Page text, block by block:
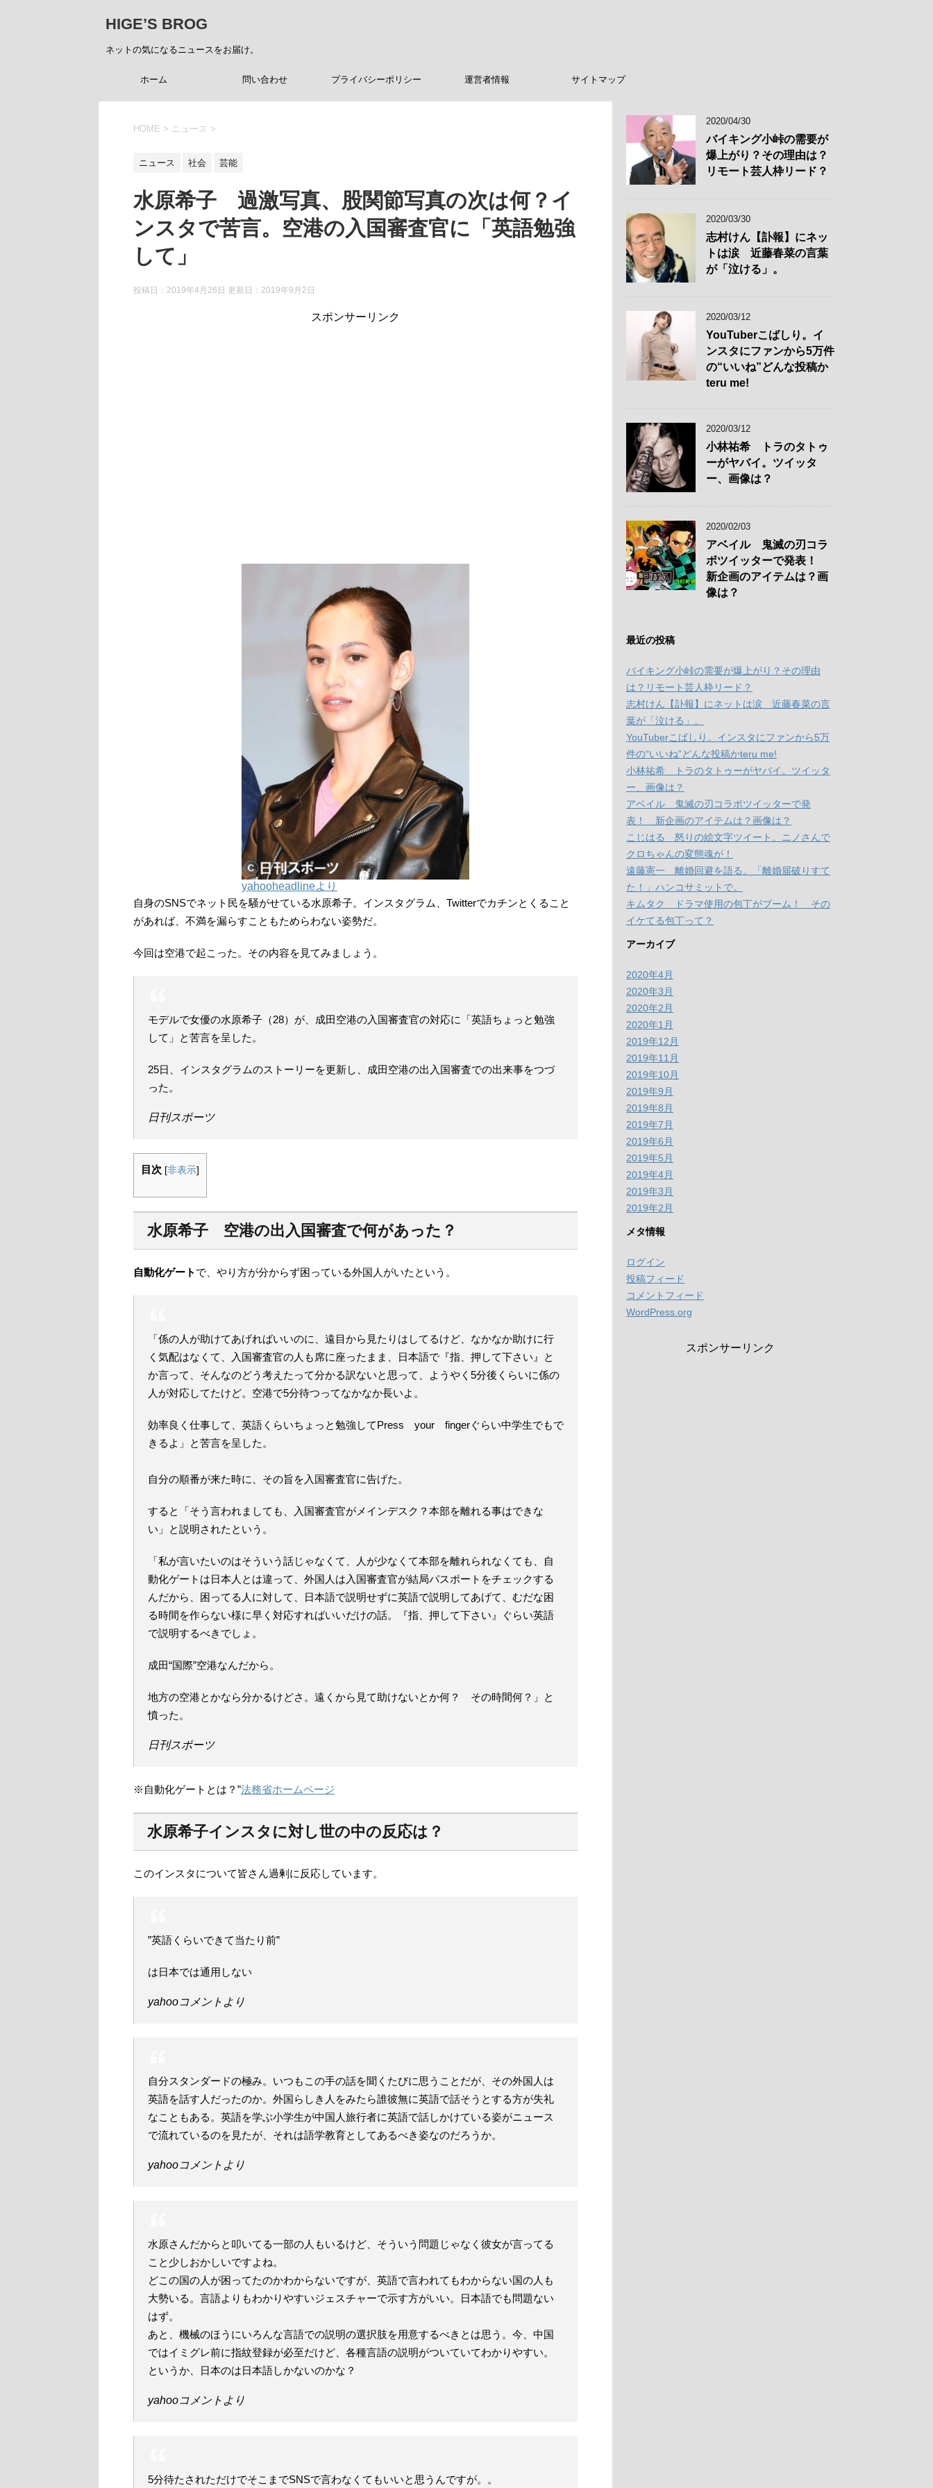
HIGE’S BROG
ネットの気になるニュースをお届け。
ホーム 問い合わせ プライバシーポリシー 運営者情報 サイトマップ
HOME > ニュース >
ニュース 社会 芸能
水原希子 過激写真、股関節写真の次は何？イ
ンスタで苦言。空港の入国審査官に「英語勉強
して」
投稿日：2019年4月26日 更新日： 2019年9月2日
スポンサーリンク
yahooheadlineより
自身のSNSでネット民を騒がせている水原希子。インスタグラム、Twitterでカチンとくること
があれば、不満を漏らすこともためらわない姿勢だ。
今回は空港で起こった。その内容を見てみましょう。
モデルで女優の水原希子（28）が、成田空港の入国審査官の対応に「英語ちょっと勉強
して」と苦言を呈した。
25日、インスタグラムのストーリーを更新し、成田空港の出入国審査での出来事をつづ
った。
日刊スポーツ
目次 [非表示]
水原希子 空港の出入国審査で何があった？
自動化ゲート で、やり方が分からず困っている外国人がいたという。
「係の人が助けてあげればいいのに、遠目から見たりはしてるけど、なかなか助けに行
く気配はなくて、入国審査官の人も席に座ったまま、日本語で『指、押して下さい』と
か言って、そんなのどう考えたって分かる訳ないと思って、ようやく5分後くらいに係の
人が対応してたけど。空港で5分待つってなかなか長いよ。
効率良く仕事して、英語くらいちょっと勉強してPress your fingerぐらい中学生でもで
きるよ」と苦言を呈した。
自分の順番が来た時に、その旨を入国審査官に告げた。
すると「そう言われましても、入国審査官がメインデスク？本部を離れる事はできな
い」と説明されたという。
「私が言いたいのはそういう話じゃなくて、人が少なくて本部を離れられなくても、自
動化ゲートは日本人とは違って、外国人は入国審査官が結局パスポートをチェックする
んだから、困ってる人に対して、日本語で説明せずに英語で説明してあげて、むだな困
る時間を作らない様に早く対応すればいいだけの話。『指、押して下さい』ぐらい英語
で説明するべきでしょ。
成田“国際”空港なんだから。
地方の空港とかなら分かるけどさ。遠くから見て助けないとか何？ その時間何？」と
憤った。
日刊スポーツ
※自動化ゲートとは？”法務省ホームページ
水原希子インスタに対し世の中の反応は？
このインスタについて皆さん過剰に反応しています。
”英語くらいできて当たり前”
は日本では通用しない
yahooコメントより
自分スタンダードの極み。いつもこの手の話を聞くたびに思うことだが、その外国人は
英語を話す人だったのか。外国らしき人をみたら誰彼無に英語で話そうとする方が失礼
なこともある。英語を学ぶ小学生が中国人旅行者に英語で話しかけている姿がニュース
で流れているのを見たが、それは語学教育としてあるべき姿なのだろうか。
yahooコメントより
水原さんだからと叩いてる一部の人もいるけど、そういう問題じゃなく彼女が言ってる
こと少しおかしいですよね。
どこの国の人が困ってたのかわからないですが、英語で言われてもわからない国の人も
大勢いる。言語よりもわかりやすいジェスチャーで示す方がいい。日本語でも問題ない
はず。
あと、機械のほうにいろんな言語での説明の選択肢を用意するべきとは思う。今、中国
ではイミグレ前に指紋登録が必至だけど、各種言語の説明がついていてわかりやすい。
というか、日本のは日本語しかないのかな？
yahooコメントより
5分待たされただけでそこまでSNSで言わなくてもいいと思うんですが。。
2020/04/30
バイキング小峠の需要が
爆上がり？その理由は？
リモート芸人枠リード？
2020/03/30
志村けん【訃報】にネッ
トは涙 近藤春菜の言葉
が「泣ける」。
2020/03/12
YouTuberこばしり。イ
ンスタにファンから5万件
の“いいね”どんな投稿か
teru me!
2020/03/12
小林祐希 トラのタトゥ
ーがヤバイ。ツイッタ
ー、画像は？
2020/02/03
アベイル 鬼滅の刃コラ
ボツイッターで発表！
新企画のアイテムは？画
像は？
最近の投稿
バイキング小峠の需要が爆上がり？その理由
は？リモート芸人枠リード？
志村けん【訃報】にネットは涙 近藤春菜の言
葉が「泣ける」。
YouTuberこばしり。インスタにファンから5万
件の“いいね”どんな投稿かteru me!
小林祐希 トラのタトゥーがヤバイ。ツイッタ
ー、画像は？
アベイル 鬼滅の刃コラボツイッターで発
表！ 新企画のアイテムは？画像は？
こじはる 怒りの絵文字ツイート。ニノさんで
クロちゃんの変態魂が！
遠藤憲一 離婚回避を語る。「離婚届破りすて
た！」ハンコサミットで。
キムタク ドラマ使用の包丁がブーム！ その
イケてる包丁って？
アーカイブ
2020年4月
2020年3月
2020年2月
2020年1月
2019年12月
2019年11月
2019年10月
2019年9月
2019年8月
2019年7月
2019年6月
2019年5月
2019年4月
2019年3月
2019年2月
メタ情報
ログイン
投稿フィード
コメントフィード
WordPress.org
スポンサーリンク